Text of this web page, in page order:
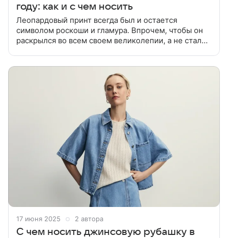
году: как и с чем носить
Леопардовый принт всегда был и остается
символом роскоши и гламура. Впрочем, чтобы он
раскрылся во всем своем великолепии, а не стал
17 июня 2025 2 автора
С чем носить джинсовую рубашку в